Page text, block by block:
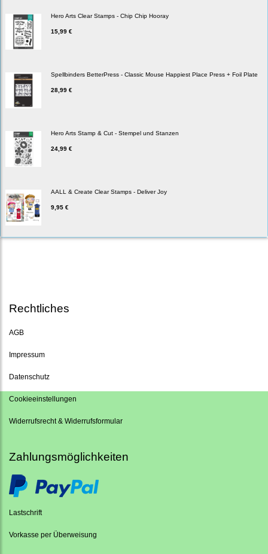
Hero Arts Clear Stamps - Chip Chip Hooray
15,99 €
Spellbinders BetterPress - Classic Mouse Happiest Place Press + Foil Plate
28,99 €
Hero Arts Stamp & Cut - Stempel und Stanzen
24,99 €
AALL & Create Clear Stamps - Deliver Joy
9,95 €
Rechtliches
AGB
Impressum
Datenschutz
Cookieeinstellungen
Widerrufsrecht & Widerrufsformular
Zahlungsmöglichkeiten
Lastschrift
Vorkasse per Überweisung